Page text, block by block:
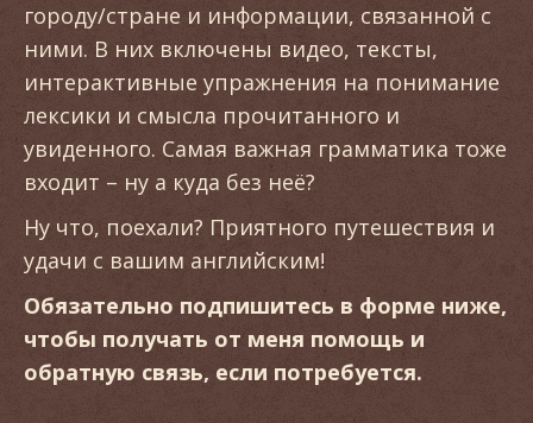
городу/стране и информации, связанной с
ними. В них включены видео, тексты,
интерактивные упражнения на понимание
лексики и смысла прочитанного и
увиденного. Самая важная грамматика тоже
входит – ну а куда без неё?
Ну что, поехали? Приятного путешествия и
удачи с вашим английским!
Обязательно подпишитесь в форме ниже,
чтобы получать от меня помощь и
обратную связь, если потребуется.